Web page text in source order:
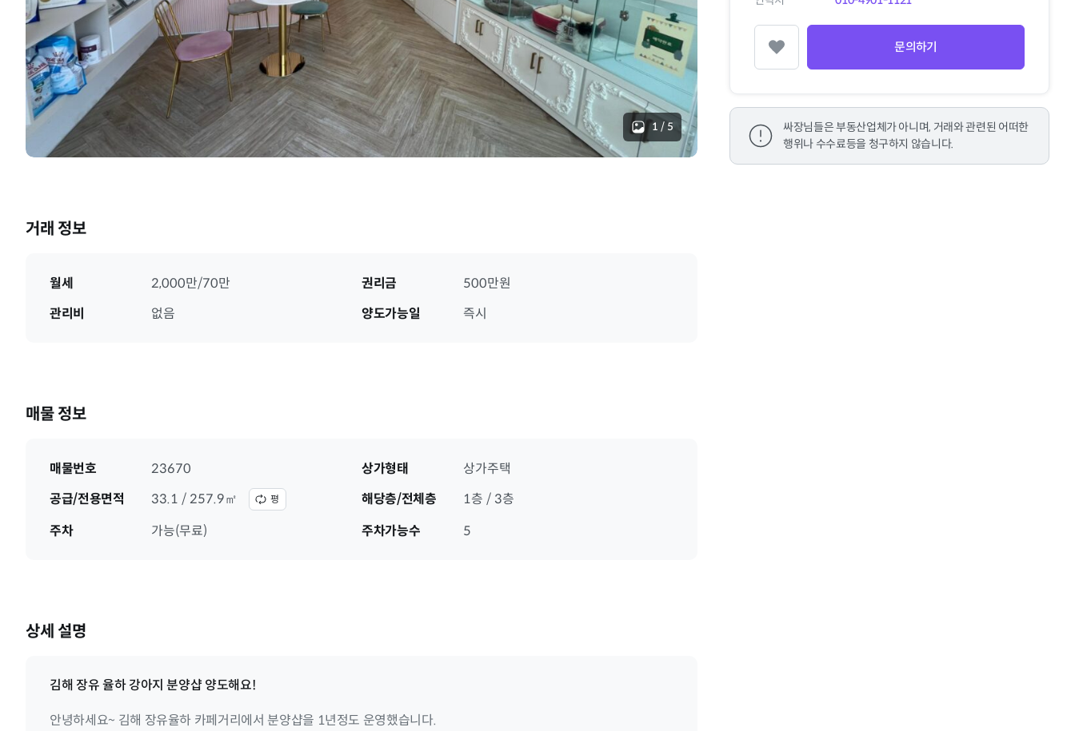
1 / 5
거래 정보
월세 2,000만/70만 권리금
500만원
관리비
없음 양도가능일 즉시
매물 정보
매물번호 23670 상가형태
상가주택
공급/전용면적
33.1 / 257.9㎡ 평 해당층/전체층
1층 / 3층
주차
가능(무료) 주차가능수 5
상세 설명
김해 장유 율하 강아지 분양샵 양도해요!
안녕하세요~ 김해 장유율하 카페거리에서 분양샵을 1년정도 운영했습니다.
찜하기 문의하기
싸장님들은 부동산업체가 아니며, 거래와 관련된 어떠한
행위나 수수료등을 청구하지 않습니다.